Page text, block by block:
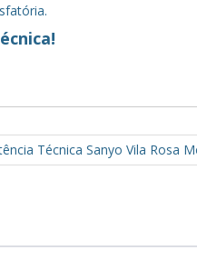
Técnica Sanyo Vila Rosa